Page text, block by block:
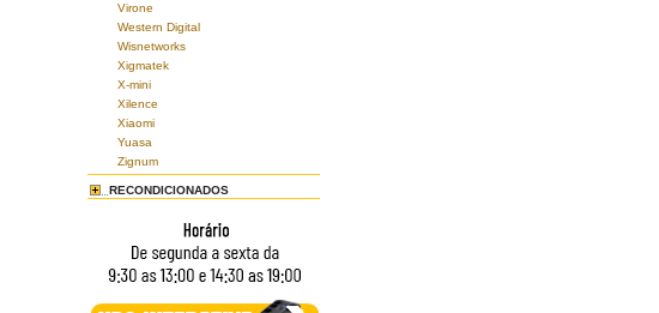
Virone
Western Digital
Wisnetworks
Xigmatek
X-mini
Xilence
Xiaomi
Yuasa
Zignum
RECONDICIONADOS